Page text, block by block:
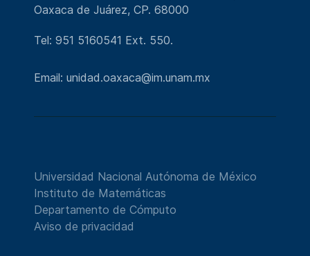
Oaxaca de Juárez, CP. 68000
Tel: 951 5160541 Ext. 550.
Email: unidad.oaxaca@im.unam.mx
Universidad Nacional Autónoma de México
Instituto de Matemáticas
Departamento de Cómputo
Aviso de privacidad